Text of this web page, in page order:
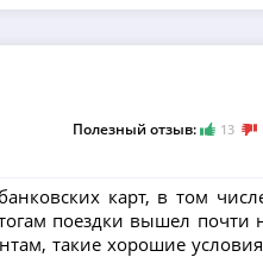
Полезный отзыв: 13
карт, в том
поездки вышел почти
такие хорошие